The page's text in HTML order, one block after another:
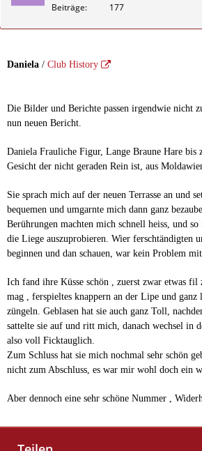
Beiträge 177
Daniela / Club History
Die Bilder und Berichte passen irgendwie nicht
nun neuen Bericht.
Daniela Frauliche Figur, Lange Braune Hare bis
Gesicht der nicht geraden Rein ist, aus
Sie sprach mich auf der neuen Terrasse an und
bequemen und umgarnte mich dann ganz
Berührungen machten mich schnell heiss, und
die Liege auszuprobieren. Wier ferschtändigten
beginnen und dan schauen, war kein Problem
Ich fand ihre Küsse schön , zuerst zwar etwas fil
mag , ferspieltes knappern an der Lipe und ganz
züngeln. Geblasen hat sie auch ganz Toll,
sattelte sie auf und ritt mich, danach wechsel in
also voll Ficktauglich.
Zum Schluss hat sie mich nochmal sehr schön
nicht zum Abschluss, es war mir wohl doch ein
Aber dennoch eine sehr schöne Nummer ,